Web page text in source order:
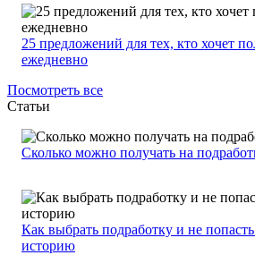
25 предложений для тех, кто хочет
ежедневно
Посмотреть все
Статьи
Сколько можно получать на
Как выбрать подработку и не
историю